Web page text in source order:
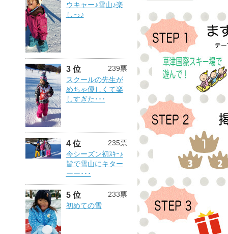
ウキャー♪雪山♪楽
しっ♪
3 位
239票
スクールの先生が
めちゃ優しくて楽
しすぎた･･･
4 位
235票
今シーズン初ｽｷｰ♪
皆で雪山にキター
ーー･･･
5 位
233票
初めての雪